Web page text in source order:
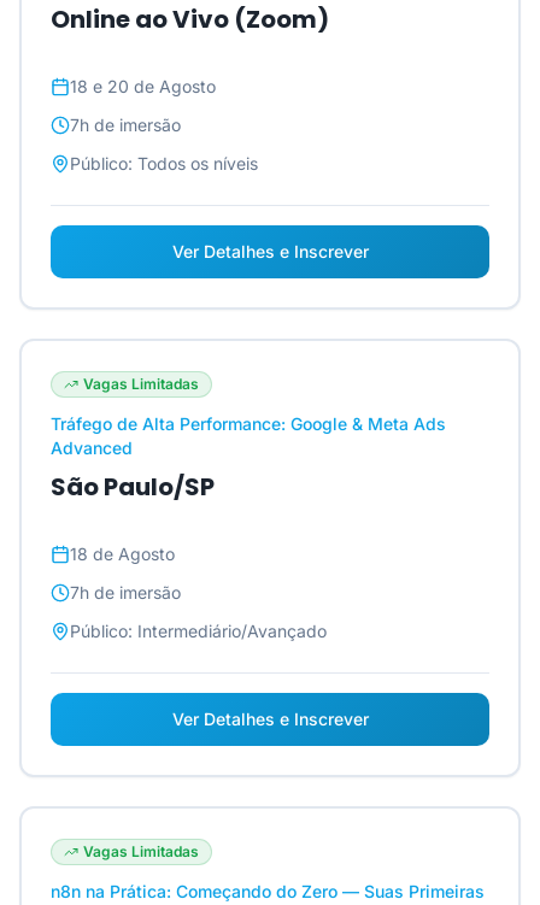
Online ao Vivo (Zoom)
18 e 20 de Agosto
7h de imersão
Público: Todos os níveis
Ver Detalhes e Inscrever
Vagas Limitadas
Tráfego de Alta Performance: Google & Meta Ads
Advanced
São Paulo/SP
18 de Agosto
7h de imersão
Público: Intermediário/Avançado
Ver Detalhes e Inscrever
Vagas Limitadas
n8n na Prática: Começando do Zero — Suas Primeiras